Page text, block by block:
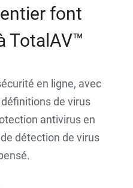
font
TotalAV™
en ligne, avec
de virus
antivirus en
détection de virus